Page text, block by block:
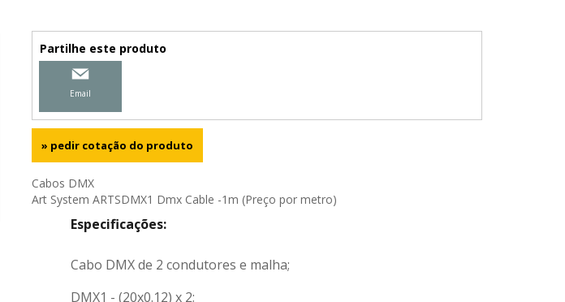
Partilhe este produto
» pedir cotação do produto
Cabos DMX
Art System ARTSDMX1 Dmx Cable -1m (Preço por metro)
Especificações: